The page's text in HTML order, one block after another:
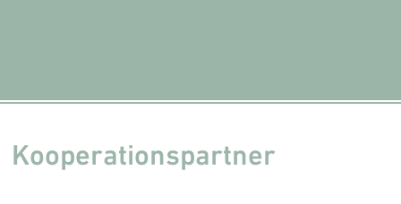
Kooperationspartner